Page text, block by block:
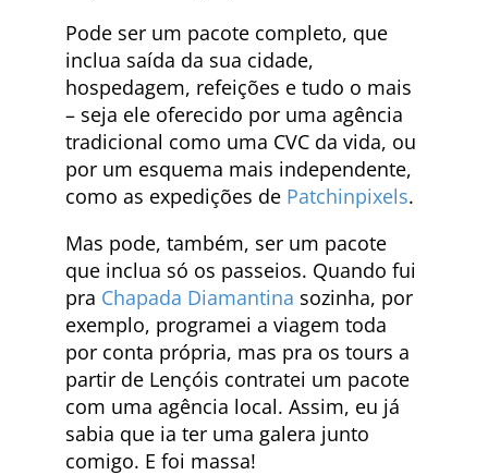
Pode ser um pacote completo, que
inclua saída da sua cidade,
hospedagem, refeições e tudo o mais
– seja ele oferecido por uma agência
tradicional como uma CVC da vida, ou
por um esquema mais independente,
como as expedições de Patchinpixels.
Mas pode, também, ser um pacote
que inclua só os passeios. Quando fui
pra Chapada Diamantina sozinha, por
exemplo, programei a viagem toda
por conta própria, mas pra os tours a
partir de Lençóis contratei um pacote
com uma agência local. Assim, eu já
sabia que ia ter uma galera junto
comigo. E foi massa!